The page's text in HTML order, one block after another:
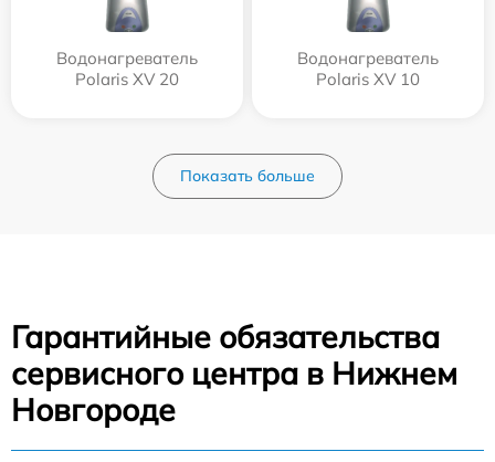
Водонагреватель
Polaris XV 20
Водонагреватель
Polaris XV 10
Показать больше
Гарантийные обязательства
сервисного центра в Нижнем
Новгороде